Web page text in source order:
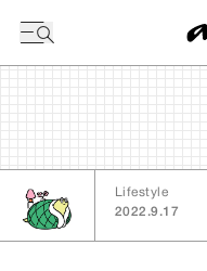
Lifestyle
2022.9.17